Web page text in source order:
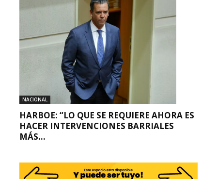
NACIONAL
HARBOE: “LO QUE SE REQUIERE AHORA ES
HACER INTERVENCIONES BARRIALES
MÁS...